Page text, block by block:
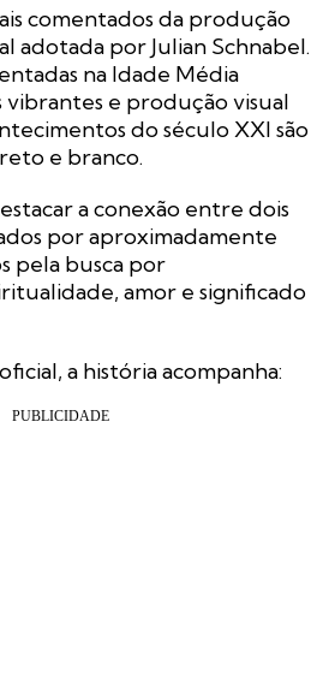
comentados da produção
adotada por Julian Schnabel.
na Idade Média
vibrantes e produção visual
do século XXI são
e branco.
a conexão entre dois
por aproximadamente
pela busca por
amor e significado
a história acompanha: